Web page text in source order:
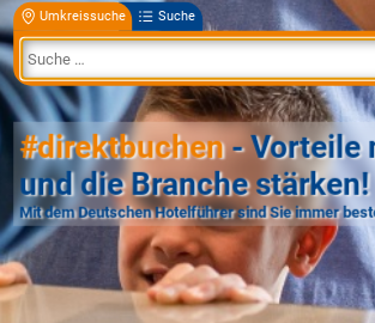
Umkreissuche Suche
#direktbuchen- Vorteile
und die Branche stärken!
Mit dem Deutschen Hotelführer sind Sie immer